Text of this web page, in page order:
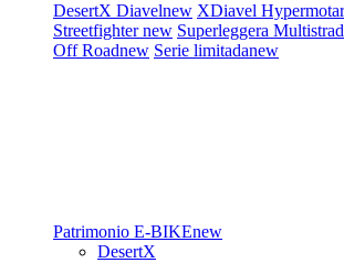
DesertX Diavelnew XDiavel
Streetfighternew Superleggera
Off Roadnew Serie limitadanew
Patrimonio E-BIKEnew
DesertX